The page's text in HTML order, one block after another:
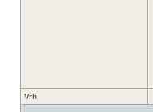
Vrh